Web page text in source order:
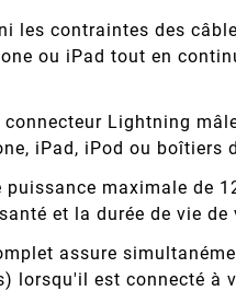
les contraintes des
ou iPad tout en
connecteur Lightning
iPad, iPod ou boîtiers
puissance maximale de
et la durée de vie
assure
lorsqu'il est connecté à